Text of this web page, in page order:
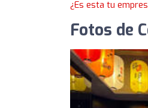
¿Es esta tu
Fotos de